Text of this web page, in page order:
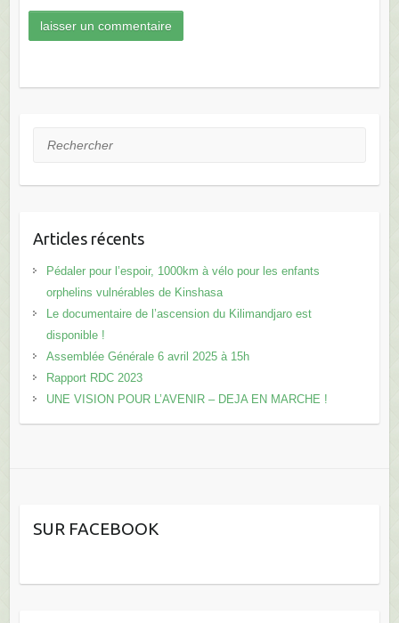
Rechercher
Articles récents
Pédaler pour l’espoir, 1000km à vélo pour les enfants
orphelins vulnérables de Kinshasa
Le documentaire de l’ascension du Kilimandjaro est
disponible !
Assemblée Générale 6 avril 2025 à 15h
Rapport RDC 2023
UNE VISION POUR L’AVENIR – DEJA EN MARCHE !
SUR FACEBOOK